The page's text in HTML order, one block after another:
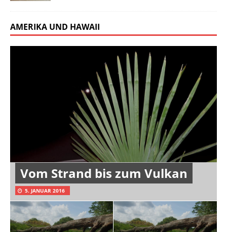
AMERIKA UND HAWAII
Vom Strand bis zum Vulkan
5. JANUAR 2016